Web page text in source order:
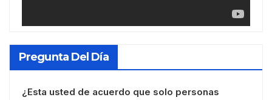
Pregunta Del Día
¿Esta usted de acuerdo que solo personas